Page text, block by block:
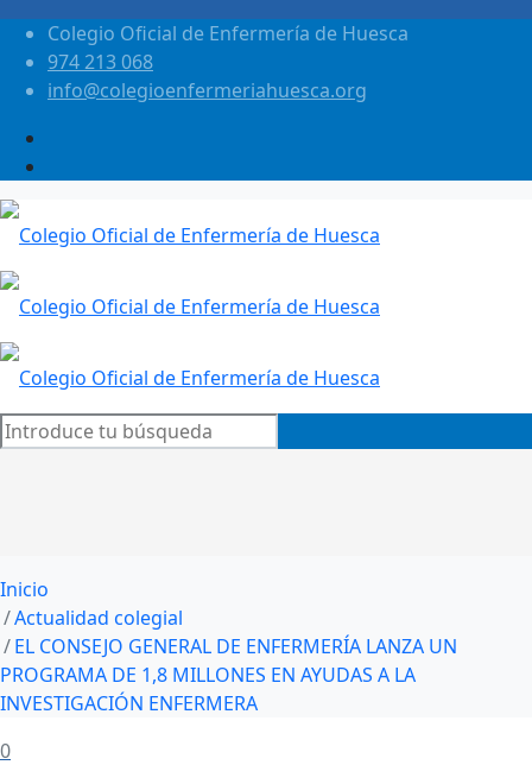
Colegio Oficial de Enfermería de Huesca
974 213 068
info@colegioenfermeriahuesca.org
Inicio
Actualidad colegial
EL CONSEJO GENERAL DE ENFERMERÍA LANZA UN
PROGRAMA DE 1,8 MILLONES EN AYUDAS A LA
INVESTIGACIÓN ENFERMERA
0